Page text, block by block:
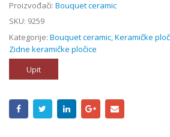
Proizvođači: Bouquet ceramic
SKU: 9259
Kategorije: Bouquet ceramic Keramičke
Zidne keramičke pločice
Upit